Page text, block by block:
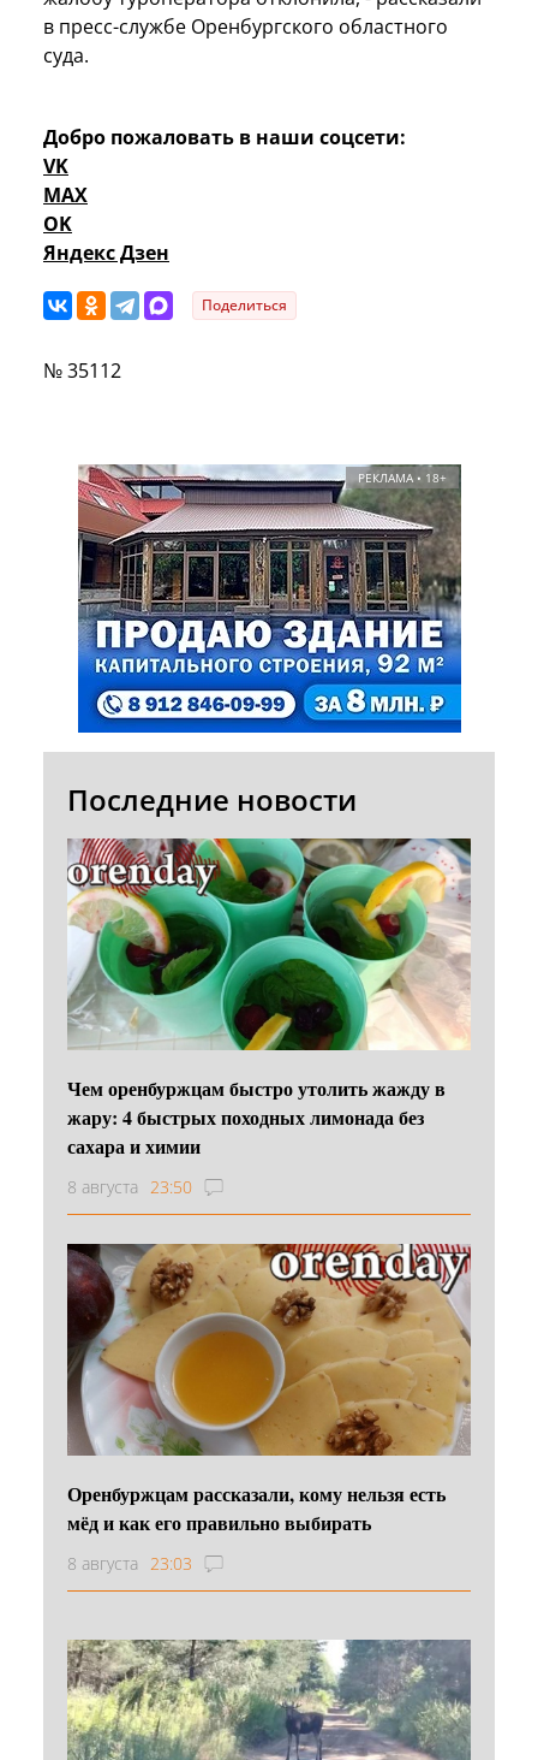
в пресс-службе Оренбургского областного
суда.
Добро пожаловать в наши соцсети:
VK
MAX
OK
Яндекс Дзен
Поделиться
№ 35112
РЕКЛАМА • 18+
Последние новости
Чем оренбуржцам быстро утолить жажду в
жару: 4 быстрых походных лимонада без
сахара и химии
8 августа 23:50
Оренбуржцам рассказали, кому нельзя есть
мёд и как его правильно выбирать
8 августа 23:03